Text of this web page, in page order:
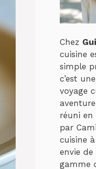
Chez
cuisine
simple
c’est
voyage
réuni en
par
cuisine
envie
gamme